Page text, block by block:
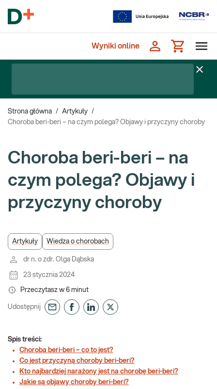
Wyniki online
Strona główna / Artykuły /
Choroba beri-beri – na czym polega? Objawy i przyczyny choroby
Choroba beri-beri – na
czym polega? Objawy i
przyczyny choroby
Artykuły Wiedza o chorobach
dr n. o zdr. Olga Dąbska
23 stycznia 2024
Przeczytasz w 6 minut
Udostępnij
Spis treści:
Choroba beri-beri – co to jest?
Co jest przyczyną choroby beri-beri?
Kto najbardziej narażony jest na chorobę beri-beri?
Jakie są objawy choroby beri-beri?